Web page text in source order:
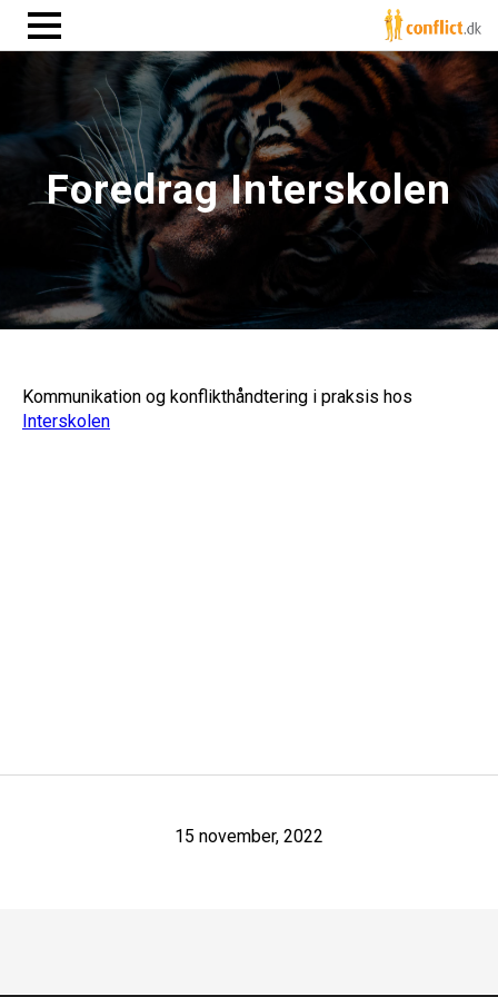
Foredrag Interskolen
Kommunikation og konflikthåndtering i praksis hos
Interskolen
15 november, 2022